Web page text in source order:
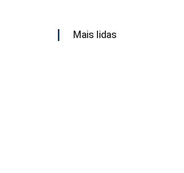
Mais lidas